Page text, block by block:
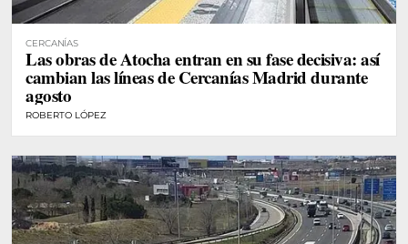
CERCANÍAS
Las obras de Atocha entran en su fase decisiva: así
cambian las líneas de Cercanías Madrid durante
agosto
ROBERTO LÓPEZ